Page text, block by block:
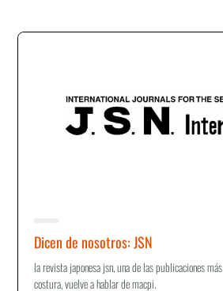
Dicen de nosotros: JSN
la revista japonesa jsn, una de las publicaciones
costura, vuelve a hablar de macpi.